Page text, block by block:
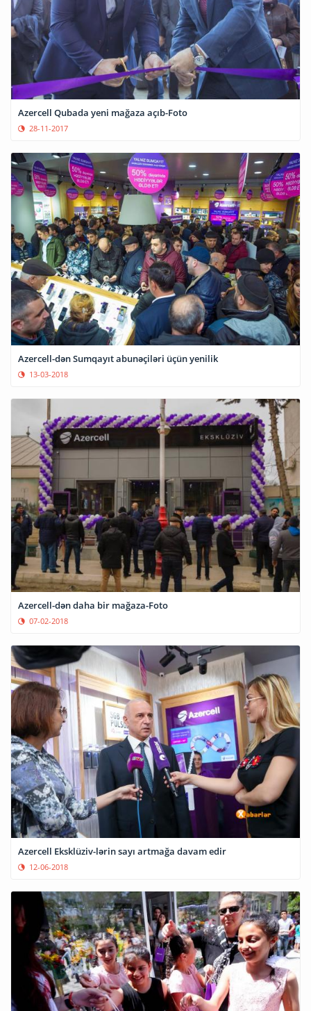
Azercell Qubada yeni mağaza açıb-Foto
28-11-2017
Azercell-dən Sumqayıt abunəçiləri üçün yenilik
13-03-2018
Azercell-dən daha bir mağaza-Foto
07-02-2018
Azercell Eksklüziv-lərin sayı artmağa davam edir
12-06-2018